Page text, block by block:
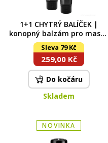
1+1 CHYTRÝ BALÍČEK |
konopný balzám pro masáž
pokožky | THERMO & POLAR
| 240 ml
Sleva 79 Kč
259,00 Kč
Do kočáru
Skladem
NOVINKA